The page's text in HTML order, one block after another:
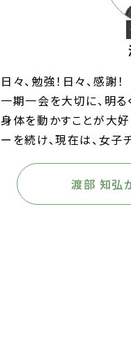
日々、勉強！日々、感謝！
一期一会を大切に、明る
身体を動かすことが大
ーを続け、現在は、女子
渡部 知弘